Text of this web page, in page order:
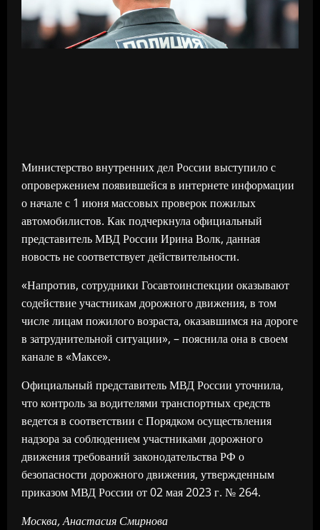
Министерство внутренних дел России выступило с
опровержением появившейся в интернете информации
о начале с 1 июня массовых проверок пожилых
автомобилистов. Как подчеркнула официальный
представитель МВД России Ирина Волк, данная
новость не соответствует действительности.
«Напротив, сотрудники Госавтоинспекции оказывают
содействие участникам дорожного движения, в том
числе лицам пожилого возраста, оказавшимся на дороге
в затруднительной ситуации», – пояснила она в своем
канале в «Максе».
Официальный представитель МВД России уточнила,
что контроль за водителями транспортных средств
ведется в соответствии с Порядком осуществления
надзора за соблюдением участниками дорожного
движения требований законодательства РФ о
безопасности дорожного движения, утвержденным
приказом МВД России от 02 мая 2023 г. № 264.
Москва, Анастасия Смирнова